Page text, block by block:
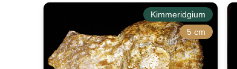
Kimmeridgium
5 cm